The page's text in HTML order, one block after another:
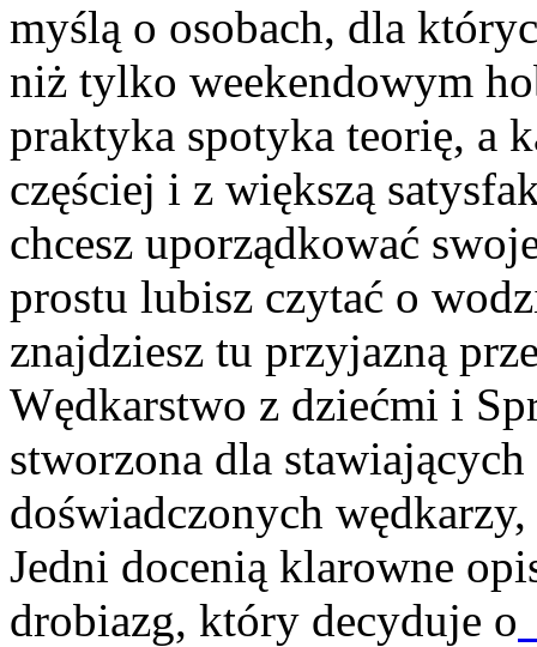
myślą o osobach, dla
niż tylko weekendowym
praktyka spotyka teorię, a
częściej i z większą
chcesz uporządkować
prostu lubisz czytać o
znajdziesz tu przyjazną
Wędkarstwo z dziećmi i
stworzona dla
doświadczonych
Jedni docenią klarowne
drobiazg, który decyduje o